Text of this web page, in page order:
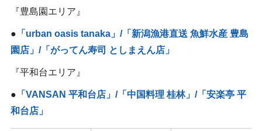
『豊島園エリア』
● 「urban oasis tanaka」/「新潟漁港直送 魚鮮水産 豊島
園店」/「がってん寿司 としまえん店」
『平和台エリア』
● 「VANSAN 平和台店」/「中国料理 桂林」/「安楽亭 平
和台店」